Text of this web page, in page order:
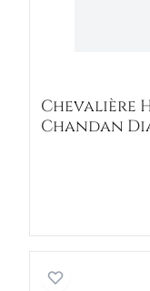
Chevalière
Chandan